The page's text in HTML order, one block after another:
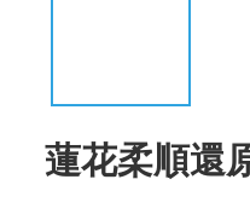
蓮花柔順還